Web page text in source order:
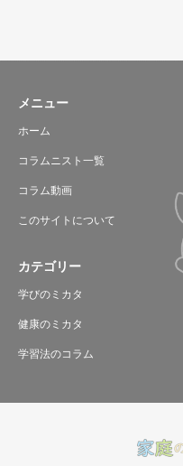
メニュー
ホーム
コラムニスト一覧
コラム動画
このサイトについて
カテゴリー
学びのミカタ
健康のミカタ
学習法のコラム